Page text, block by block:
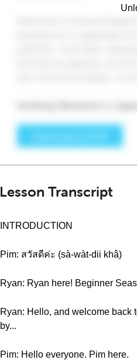
Lesson Transcript
INTRODUCTION
Pim: สวัสดีค่ะ (sà-wàt-dii khâ)
Ryan: Ryan here! Beginner
Ryan: Hello, and welcome back
by...
Pim: Hello everyone. Pim here.